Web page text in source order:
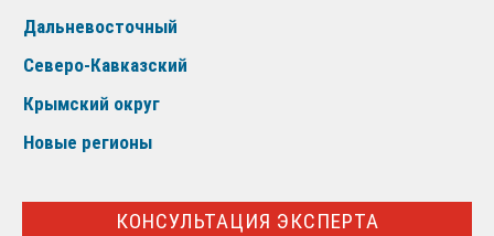
Дальневосточный
Северо-Кавказский
Крымский округ
Новые регионы
КОНСУЛЬТАЦИЯ ЭКСПЕРТА